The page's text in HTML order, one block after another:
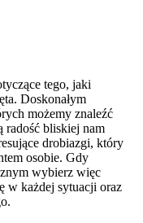
tego, jaki
Doskonałym
możemy znaleźć
radość bliskiej nam
drobiazgi, który
osobie. Gdy
wybierz więc
w każdej sytuacji oraz